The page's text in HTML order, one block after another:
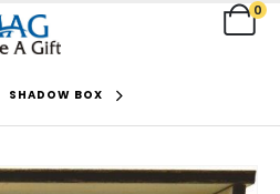
0
SHADOW BOX